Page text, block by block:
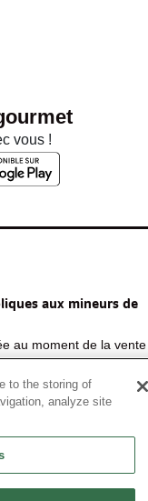
vous !
aux mineurs de
au moment de la vente
Aar.l.3342-1 et l.3353-3
réservés
to the storing of
analyze site